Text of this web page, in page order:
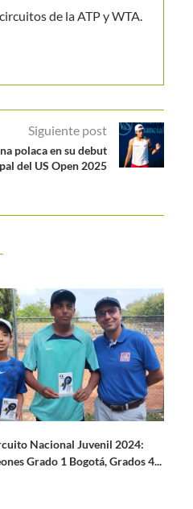
de la ATP y WTA.
Siguiente post
polaca en su debut
del US Open 2025
«ES EL MEJOR TRIUNFO DE
MI CARRERA»